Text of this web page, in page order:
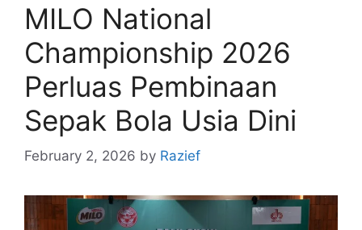
MILO National
Championship 2026
Perluas Pembinaan
Sepak Bola Usia Dini
February 2, 2026 by Razief